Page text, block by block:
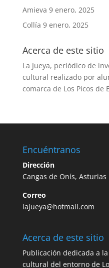
Amieva 9 enero, 2025
Collía 9 enero, 2025
Acerca de este sitio
La Jueya, periódico de
cultural realizado por
comarca de Los Picos de
Encuéntranos
Dirección
Cangas de Onís, Asturias
Correo
lajueya@hotmail.com
Acerca de este sitio
Publicación dedicada a
cultural del entorno de